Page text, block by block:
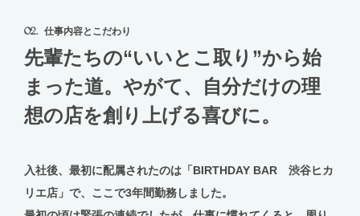
02. 仕事内容とこだわり
先輩たちの“いいとこ取り”から始
まった道。やがて、自分だけの理
想の店を創り上げる喜びに。
入社後、最初に配属されたのは「BIRTHDAY BAR 渋谷ヒカ
リエ店」で、ここで3年間勤務しました。